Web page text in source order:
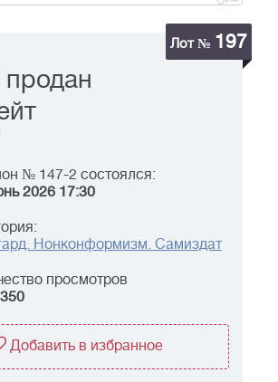
Лот № 197
№ 147-2 состоялся:
2026 17:30
Нонконформизм. Самиздат
просмотров
350
Добавить в избранное